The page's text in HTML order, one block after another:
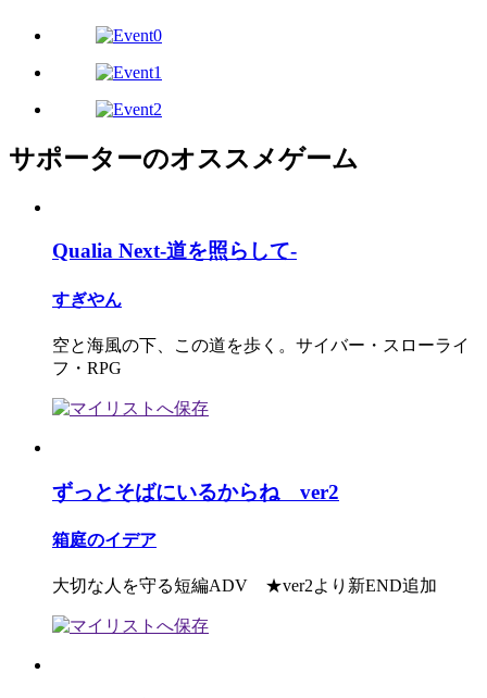
サポーターのオススメゲーム
Qualia Next-道を照らして-
すぎやん
空と海風の下、この道を歩く。サイバー・スローライ
フ・RPG
ずっとそばにいるからね ver2
箱庭のイデア
大切な人を守る短編ADV ★ver2より新END追加